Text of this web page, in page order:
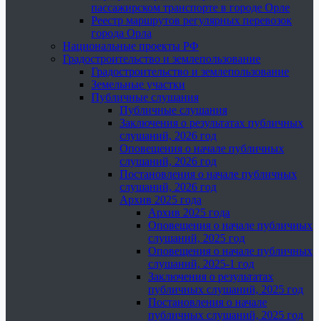
пассажирском транспорте в городе Орле
Реестр маршрутов регулярных перевозок
города Орла
Национальные проекты РФ
Градостроительство и землепользование
Градостроительство и землепользование
Земельные участки
Публичные слушания
Публичные слушания
Заключения о результатах публичных
слушаний, 2026 год
Оповещения о начале публичных
слушаний, 2026 год
Постановления о начале публичных
слушаний, 2026 год
Архив 2025 года
Архив 2025 года
Оповещения о начале публичных
слушаний, 2025 год
Оповещения о начале публичных
слушаний, 2025-1 год
Заключения о результатах
публичных слушаний, 2025 год
Постановления о начале
публичных слушаний, 2025 год